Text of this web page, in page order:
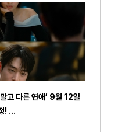
고 다른 연애’ 9월 12일
! …